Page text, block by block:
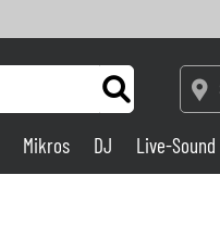
Mikros DJ Live-Sound